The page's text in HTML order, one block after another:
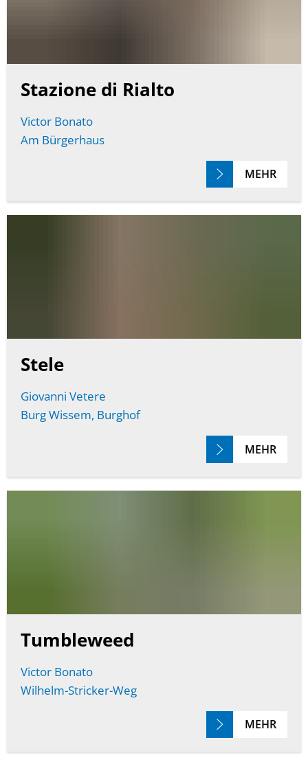
Stazione di Rialto
Victor Bonato
Am Bürgerhaus
MEHR
Stele
Giovanni Vetere
Burg Wissem, Burghof
MEHR
Tumbleweed
Victor Bonato
Wilhelm-Stricker-Weg
MEHR